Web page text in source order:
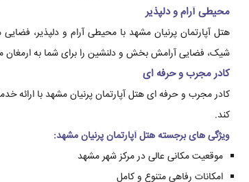
محیطی آرام و دلپذیر
هتل آپارتمان پرنیان مشهد با محیطی آرام و دلپذیر،
شیک، فضایی آرامش بخش و دلنشین را برای شما به ارمغان
کادر مجرب و حرفه ای
کادر مجرب و حرفه ای هتل آپارتمان پرنیان مشهد با ارائه
کند.
ویژگی های برجسته هتل آپارتمان پرنیان مشهد:
موقعیت مکانی عالی در مرکز شهر مشهد
امکانات رفاهی متنوع و کامل